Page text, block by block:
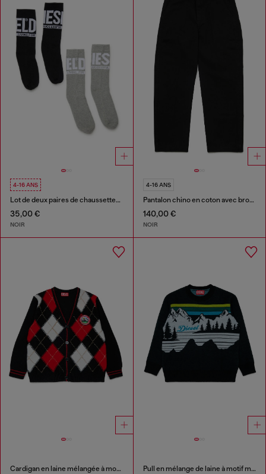
4-16 ANS
Lot de deux paires de chaussettes avec logo
35,00 €
NOIR
4-16 ANS
Pantalon chino en coton avec broderie Oval D
140,00 €
NOIR
Cardigan en laine mélangée à motif argyle Pull en mélange de laine à motif montagne